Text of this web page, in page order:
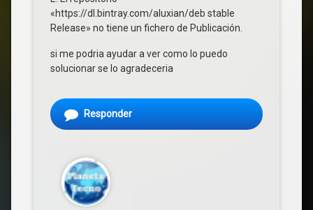
«https://dl.bintray.com/aluxian/deb stable
Release» no tiene un fichero de Publicación.
si me podria ayudar a ver como lo puedo
solucionar se lo agradeceria
Responder